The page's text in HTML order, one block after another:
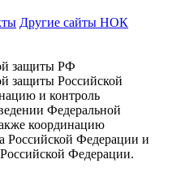
Другие сайты НОК
защиты РФ
защиты Российской
и контроль
Федеральной
координацию
Российской Федерации и
Федерации.